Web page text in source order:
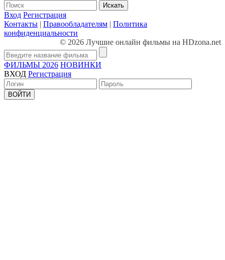
Искать
Вход Регистрация
Контакты | Правообладателям | Политика
конфиденциальности
© 2026 Лучшие онлайн фильмы на HDzona.net
ФИЛЬМЫ 2026 НОВИНКИ
ВХОД Регистрация